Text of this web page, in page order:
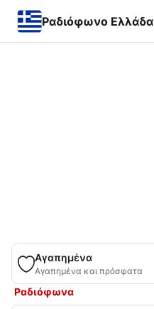
Ραδιόφωνο Ελλάδα
Αγαπημένα
Αγαπημένα και πρόσφατα
Ραδιόφωνα